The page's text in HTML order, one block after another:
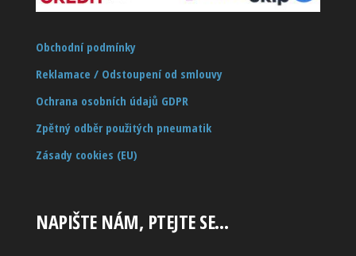
Obchodní podmínky
Reklamace / Odstoupení od smlouvy
Ochrana osobních údajů GDPR
Zpětný odběr použitých pneumatik
Zásady cookies (EU)
NAPIŠTE NÁM, PTEJTE SE…